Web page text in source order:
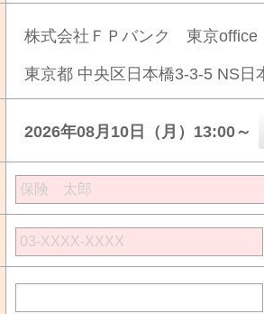
株式会社ＦＰバンク 東京office
東京都 中央区日本橋3-3-5 NS日
2026年08月10日（月）13:00～